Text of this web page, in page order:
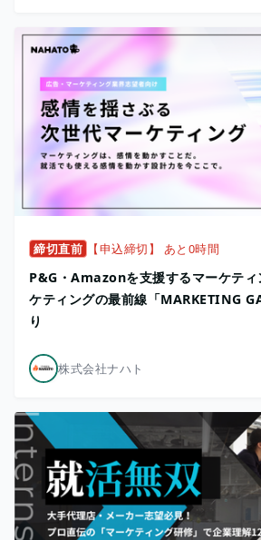
締切直前 【申込締切】 あと0時間
P&G・Amazonを支援するマーケティ
ケティングの最前線「MARKETING
り
株式会社ナハト